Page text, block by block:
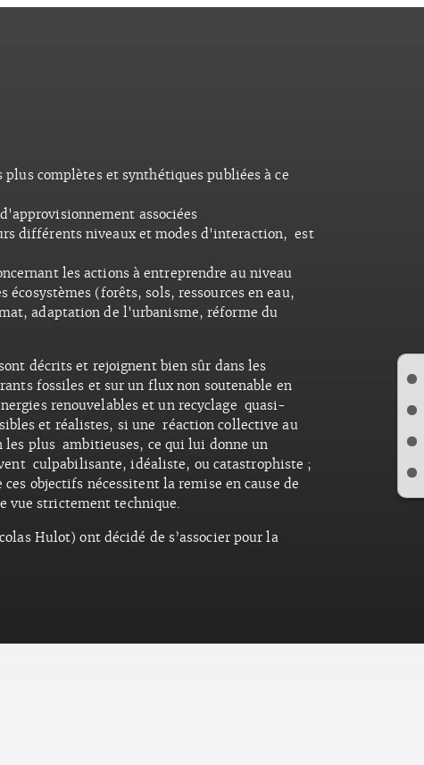
complètes et synthétiques publiées à ce
associées
différents niveaux et modes d'interaction, est
les actions à entreprendre au niveau
(forêts, sols, ressources en eau,
adaptation de l'urbanisme, réforme du
décrits et rejoignent bien sûr dans les
fossiles et sur un flux non soutenable en
renouvelables et un recyclage quasi-
et réalistes, si une réaction collective au
plus ambitieuses, ce qui lui donne un
culpabilisante, idéaliste, ou catastrophiste ;
objectifs nécessitent la remise en cause de
vue strictement technique.
Hulot) ont décidé de s’associer pour la